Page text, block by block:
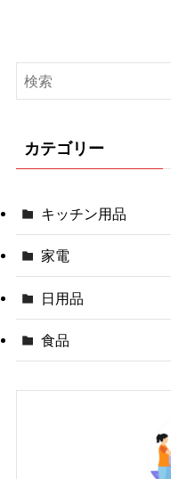
カテゴリー
キッチン用品
家電
日用品
食品